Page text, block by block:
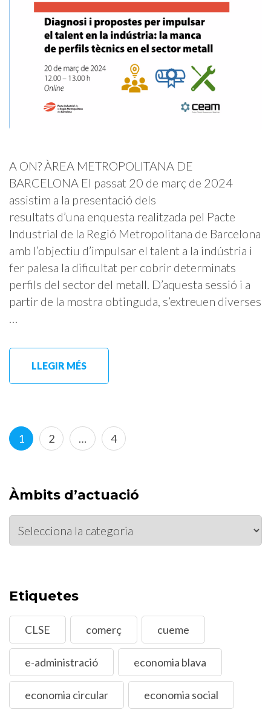
A ON? ÀREA METROPOLITANA DE
BARCELONA El passat 20 de març de 2024
assistim a la presentació dels
resultats d’una enquesta realitzada pel Pacte
Industrial de la Regió Metropolitana de Barcelona
amb l’objectiu d’impulsar el talent a la indústria i
fer palesa la dificultat per cobrir determinats
perfils del sector del metall. D’aquesta sessió i a
partir de la mostra obtinguda, s’extreuen diverses
…
LLEGIR MÉS
Paginació
de
entrades
Page
1 Page
2 … Page
4
Àmbits d’actuació
d’actuació
Etiquetes
CLSE comerç cueme
e-administració economia blava
economia circular economia social